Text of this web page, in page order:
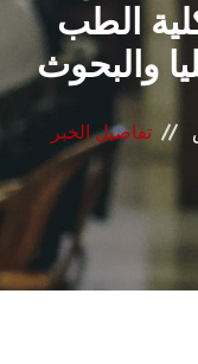
البحث العلمي
المراكز والوحدات
الأنظمة الذكية
الطب
والبحوث
تفاصيل الخبر